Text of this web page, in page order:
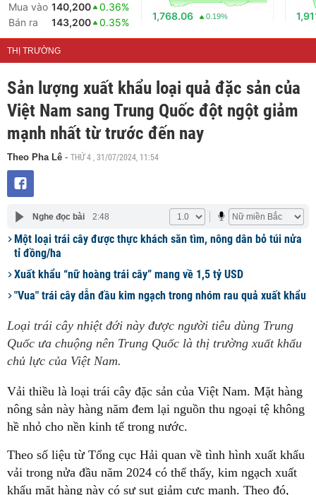
Mua vào 140,200
0.36%
Bán ra
143,200 0.35%
1,768.06 0.19%
THỊ TRƯỜNG
Sản lượng xuất khẩu loại quả đặc sản của
Việt Nam sang Trung Quốc đột ngột giảm
mạnh nhất từ trước đến nay
Theo Pha Lê - THỨ 4 , 31/07/2024, 11:54
Nghe đọc bài 2:48
Một loại trái cây được thực khách săn tìm, nông dân bỏ túi nửa
tỉ đồng/ha
Xuất khẩu “nữ hoàng trái cây” mang về 1,5 tỷ USD
"Vua" trái cây dẫn đầu kim ngạch trong nhóm rau quả xuất khẩu
Loại trái cây nhiệt đới này được người tiêu dùng Trung
Quốc ưa chuộng nên Trung Quốc là thị trường xuất khẩu
chủ lực của Việt Nam.
Vải thiều là loại trái cây đặc sản của Việt Nam. Mặt hàng
nông sản này hàng năm đem lại nguồn thu ngoại tệ không
hề nhỏ cho nền kinh tế trong nước.
Theo số liệu từ Tổng cục Hải quan về tình hình xuất khẩu
vải trong nửa đầu năm 2024 có thể thấy, kim ngạch xuất
khẩu mặt hàng này có sự sụt giảm cực mạnh. Theo đó,